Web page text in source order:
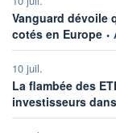
Vanguard dévoile
cotés en Europe •
10 juil.
La flambée des
investisseurs